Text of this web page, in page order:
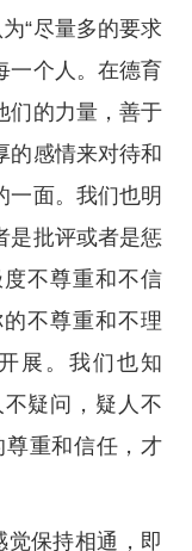
“尽量多的要求
一个人。在德育
们的力量，善于
的感情来对待和
一面。我们也明
是批评或者是惩
不尊重和不信
不尊重和不理
展。我们也知
不疑问，疑人不
尊重和信任，才
觉保持相通，即